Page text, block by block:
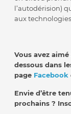
l’autodérision)
aux
Vous avez
dessous dans
page Facebook
Envie d’être
prochains ?